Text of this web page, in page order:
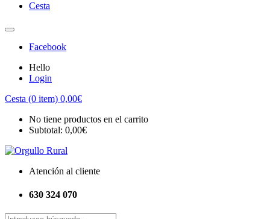
Cesta
Facebook
Hello
Login
Cesta (0 item) 0,00€
No tiene productos en el carrito
Subtotal: 0,00€
Atención al cliente
630 324 070